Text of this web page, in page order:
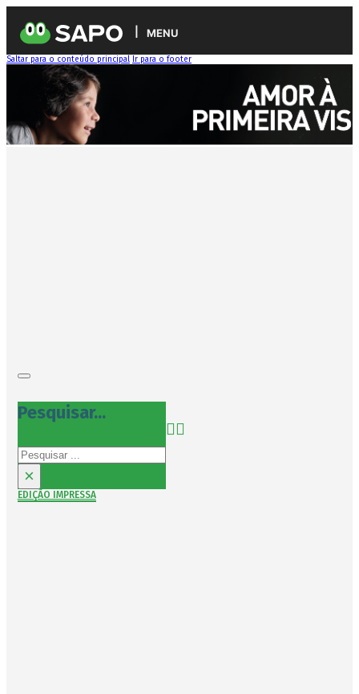
MENU
Saltar para o conteúdo principal Ir para o footer
Pesquisar...
Pesquisar
×
EDIÇÃO IMPRESSA